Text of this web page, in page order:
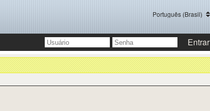
Português (Brasil)
Entrar